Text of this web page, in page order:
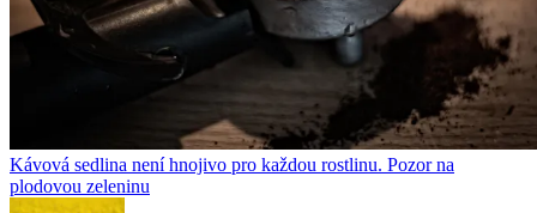
Kávová sedlina není hnojivo pro každou rostlinu. Pozor na
plodovou zeleninu